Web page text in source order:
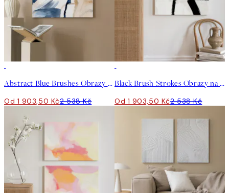
Abstract Blue Brushes Obrazy na plátně Duo
Od 1 903,50 Kč2 538 Kč
Black Brush Strokes Obrazy na plátně Duo
Od 1 903,50 Kč2 538 Kč